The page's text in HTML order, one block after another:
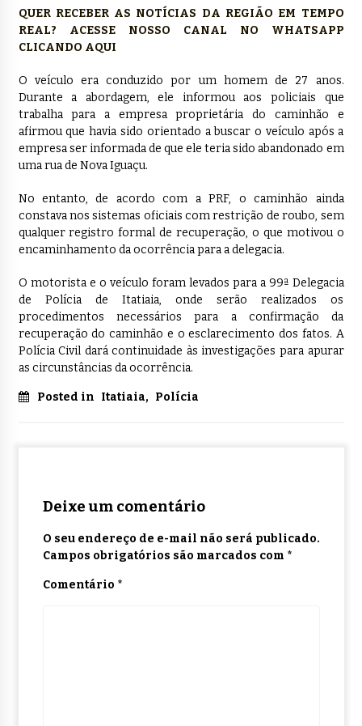
QUER RECEBER AS NOTÍCIAS DA REGIÃO EM TEMPO
REAL? ACESSE NOSSO CANAL NO WHATSAPP
CLICANDO AQUI
O veículo era conduzido por um homem de 27 anos.
Durante a abordagem, ele informou aos policiais que
trabalha para a empresa proprietária do caminhão e
afirmou que havia sido orientado a buscar o veículo após a
empresa ser informada de que ele teria sido abandonado em
uma rua de Nova Iguaçu.
No entanto, de acordo com a PRF, o caminhão ainda
constava nos sistemas oficiais com restrição de roubo, sem
qualquer registro formal de recuperação, o que motivou o
encaminhamento da ocorrência para a delegacia.
O motorista e o veículo foram levados para a 99ª Delegacia
de Polícia de Itatiaia, onde serão realizados os
procedimentos necessários para a confirmação da
recuperação do caminhão e o esclarecimento dos fatos. A
Polícia Civil dará continuidade às investigações para apurar
as circunstâncias da ocorrência.
Posted in Itatiaia, Polícia
Deixe um comentário
O seu endereço de e-mail não será publicado.
Campos obrigatórios são marcados com *
Comentário *